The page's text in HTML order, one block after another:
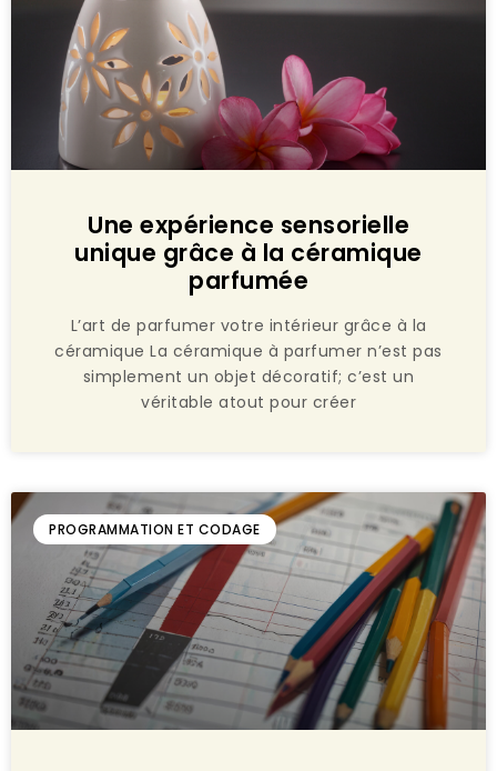
Une expérience sensorielle
unique grâce à la céramique
parfumée
L’art de parfumer votre intérieur grâce à la
céramique La céramique à parfumer n’est pas
simplement un objet décoratif; c’est un
véritable atout pour créer
PROGRAMMATION ET CODAGE